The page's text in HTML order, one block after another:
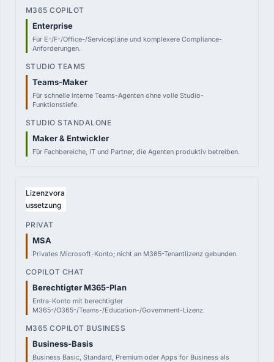
Enterprise
Für E-/F-/Office-/Servicepläne und komplexere Compliance-
Anforderungen.
Teams-Maker
Für schnelle interne Teams-Agenten ohne volle Studio-
Funktionstiefe.
Maker & Entwickler
Für Fachbereiche, IT und Partner, die Agenten produktiv betreiben.
Lizenzvora
ussetzung
MSA
Privates Microsoft-Konto; nicht an M365-Tenantlizenz gebunden.
Berechtigter M365-Plan
Entra-Konto mit berechtigter
M365-/O365-/Teams-/Education-/Government-Lizenz.
Business-Basis
Business Basic, Standard, Premium oder Apps for Business als